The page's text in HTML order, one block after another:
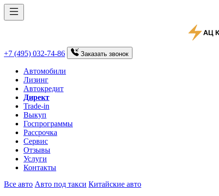
+7 (495) 032-74-86 Заказать звонок
Автомобили
Лизинг
Автокредит
Директ
Trade-in
Выкуп
Госпрограммы
Рассрочка
Сервис
Отзывы
Услуги
Контакты
Все авто Авто под такси Китайские авто